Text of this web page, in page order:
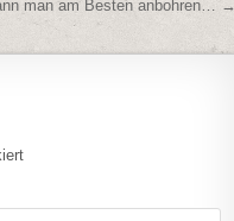
man am Besten anbohren… →